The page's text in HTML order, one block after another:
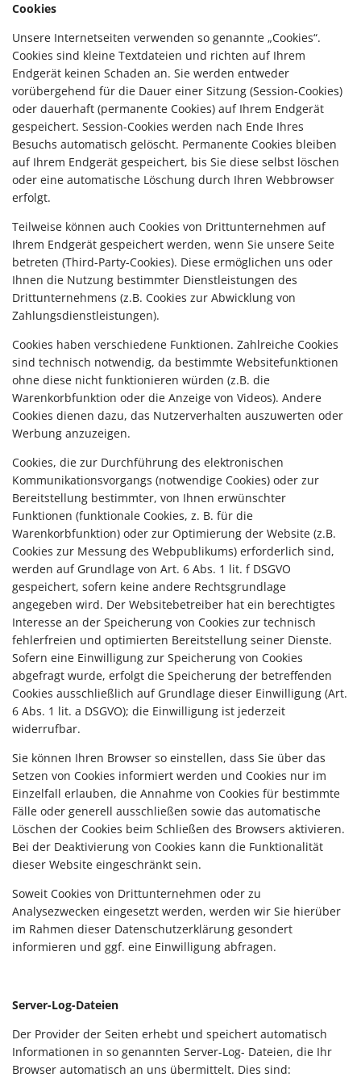
Cookies
Unsere Internetseiten verwenden so genannte „Cookies“.
Cookies sind kleine Textdateien und richten auf Ihrem
Endgerät keinen Schaden an. Sie werden entweder
vorübergehend für die Dauer einer Sitzung (Session-Cookies)
oder dauerhaft (permanente Cookies) auf Ihrem Endgerät
gespeichert. Session-Cookies werden nach Ende Ihres
Besuchs automatisch gelöscht. Permanente Cookies bleiben
auf Ihrem Endgerät gespeichert, bis Sie diese selbst löschen
oder eine automatische Löschung durch Ihren Webbrowser
erfolgt.
Teilweise können auch Cookies von Drittunternehmen auf
Ihrem Endgerät gespeichert werden, wenn Sie unsere Seite
betreten (Third-Party-Cookies). Diese ermöglichen uns oder
Ihnen die Nutzung bestimmter Dienstleistungen des
Drittunternehmens (z.B. Cookies zur Abwicklung von
Zahlungsdienstleistungen).
Cookies haben verschiedene Funktionen. Zahlreiche Cookies
sind technisch notwendig, da bestimmte Websitefunktionen
ohne diese nicht funktionieren würden (z.B. die
Warenkorbfunktion oder die Anzeige von Videos). Andere
Cookies dienen dazu, das Nutzerverhalten auszuwerten oder
Werbung anzuzeigen.
Cookies, die zur Durchführung des elektronischen
Kommunikationsvorgangs (notwendige Cookies) oder zur
Bereitstellung bestimmter, von Ihnen erwünschter
Funktionen (funktionale Cookies, z. B. für die
Warenkorbfunktion) oder zur Optimierung der Website (z.B.
Cookies zur Messung des Webpublikums) erforderlich sind,
werden auf Grundlage von Art. 6 Abs. 1 lit. f DSGVO
gespeichert, sofern keine andere Rechtsgrundlage
angegeben wird. Der Websitebetreiber hat ein berechtigtes
Interesse an der Speicherung von Cookies zur technisch
fehlerfreien und optimierten Bereitstellung seiner Dienste.
Sofern eine Einwilligung zur Speicherung von Cookies
abgefragt wurde, erfolgt die Speicherung der betreffenden
Cookies ausschließlich auf Grundlage dieser Einwilligung (Art.
6 Abs. 1 lit. a DSGVO); die Einwilligung ist jederzeit
widerrufbar.
Sie können Ihren Browser so einstellen, dass Sie über das
Setzen von Cookies informiert werden und Cookies nur im
Einzelfall erlauben, die Annahme von Cookies für bestimmte
Fälle oder generell ausschließen sowie das automatische
Löschen der Cookies beim Schließen des Browsers aktivieren.
Bei der Deaktivierung von Cookies kann die Funktionalität
dieser Website eingeschränkt sein.
Soweit Cookies von Drittunternehmen oder zu
Analysezwecken eingesetzt werden, werden wir Sie hierüber
im Rahmen dieser Datenschutzerklärung gesondert
informieren und ggf. eine Einwilligung abfragen.
Server-Log-Dateien
Der Provider der Seiten erhebt und speichert automatisch
Informationen in so genannten Server-Log- Dateien, die Ihr
Browser automatisch an uns übermittelt. Dies sind: